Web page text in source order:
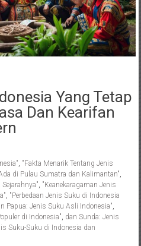
Yang Tetap
Dan Kearifan
"Fakta Menarik Tentang Jenis
di Pulau Sumatra dan Kalimantan"
"Keanekaragaman Jenis
"Perbedaan Jenis Suku di Indonesia
Papua: Jenis Suku Asli Indonesia"
di Indonesia" dan Sunda: Jenis
Suku-Suku di Indonesia dan